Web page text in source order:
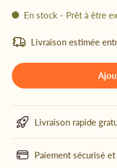
En stock - Prêt à être
Livraison estimée
Livraison rapide
Paiement sécurisé